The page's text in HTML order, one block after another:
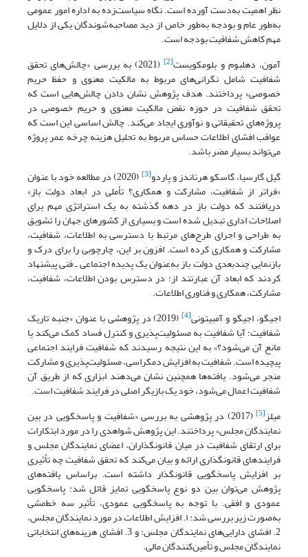
نظر اهمیت به‌دست آورده ‌است. نگاه سیاست‌زده به اداره امور عمومی
به‌طور عام و بودجه به‌طور خاص از دید مصاحبه‌شوندگان یکی از دلایل
مهم کاهش شفافیت بودجه است.
آمون، دهلبوم و بلومکویست[2] (2021) به بررسی «چالش‌های تحقق
شفافیت شامل نگرانی‌های مربوط به مالکیت معنوی و حفظ حریم
خصوصی» پرداختند. هدف پژوهش نشان دادن چالش‌هایی است که
تحقق شفافیت در حوزه نقض مالکیت معنوی و حریم خصوصی در
پروژه‌های تحقیقاتی و نوآوری ایجاد می‌کند. چالش اساسی این است که
عواقب افشای اطلاعات حساس مربوط به تحلیل هزینه چرخه عمر پروژه
می‌تواند بسیار مضر باشد.
گیل گارسیا، گاسکو هرناندز و پاردو[3] (2020) در مطالعه خود با عنوان
«فراتر از شفافیت، مشارکت و همکاری؟ تأملی در ابعاد دولت باز»
دریافتند که دولت باز در دهه گذشته به یک استراتژی مهم برای
اصلاحات اداری تبدیل شده ‌است و بسیاری از کشورهای جهان را تشویق
به طراحی و اجرای طرح‌های مرتبط با دسترسی به اطلاعات، شفافیت،
مشارکت و همکاری کرده است. افزون بر این، چارچوبی را برای درک و
بازنمایی چندبعدی دولت باز به‌عنوان یک پدیده اجتماعی ـ فنی پیشنهاد
کردند که ابعاد آن عبارتند از: در دسترس بودن اطلاعات، شفافیت،
مشارکت، همکاری و فناوری اطلاعات.
اجیگو، اجیگو و آمبیتونی[4] (2019) در پژوهشی با عنوان «جنبه تاریک
شفافیت؛ آیا شفافیت به مسئولیت‌پذیری و کنترل فساد کمک می‌کند یا
مانع آن می‌شود؟» به این نتیجه رسیدند که شفافیت فرایند اجتماعی
پیچیده ‌است. شفافیت به افزایش دمکراسی، مسئولیت‌پذیری و مشارکت
منجر می‌شود. یافته‌ها همچنین نشان می‌دهند ابزاری که از طریق آن
شفافیت اعمال می‌شود، خود یک بازیگر اصلی در فرایند شفافیت است.
میلز[5] (2017) در پژوهشی به بررسی «شفافیت و پاسخگویی در بین
نمایندگان مجلس» پرداختند. این پژوهش شواهدی را در مورد ابتکارات
برای ارتقای شفافیت در میان قانونگذاران، اعضای نمایندگان مجلس و
فرایندهای قانونگذاری ارائه و بیان می‌کند که تحقق شفافیت چه تأثیری
بر افزایش پاسخگویی قانونگذار داشته است. براساس یافته‌های
پژوهش می‌توان بین دو نوع پاسخگویی تمایز قائل شد: پاسخگویی
عمودی و افقی. با توجه به پاسخگویی عمودی، تأثیر سه خط‌مشی
به‌صورت زیر بررسی شد: ۱. افزایش اطلاعات در مورد نمایندگان مجلس،
2. افشای دارایی‌های نمایندگان مجلس؛ و 3. افشای هزینه‌های انتخاباتی
نمایندگان مجلس و تأمین‌کنندگان مالی.